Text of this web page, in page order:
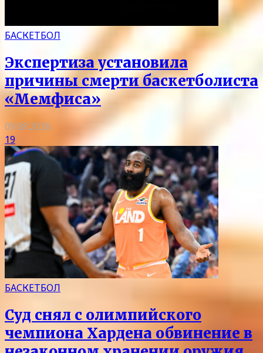
БАСКЕТБОЛ
Экспертиза установила
причины смерти баскетболиста
«Мемфиса»
09.08.2026
19
БАСКЕТБОЛ
Суд снял с олимпийского
чемпиона Хардена обвинение в